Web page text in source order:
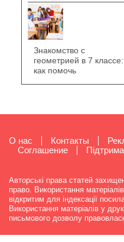
Знакомство с
геометрией в 7 классе:
как помочь
О нас Контакты
Cоглашение
Авторські права статей
право. Використання
відкритим для індексації
Використання матеріалів у
письмового дозволу